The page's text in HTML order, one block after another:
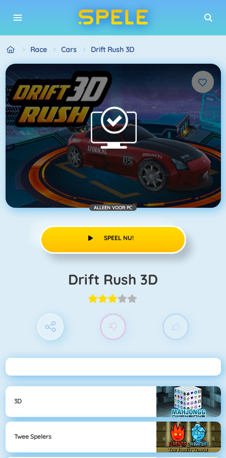
Race Cars Drift Rush 3D
ALLEEN VOOR PC
SPEEL NU!
Drift Rush 3D
3D
Twee Spelers